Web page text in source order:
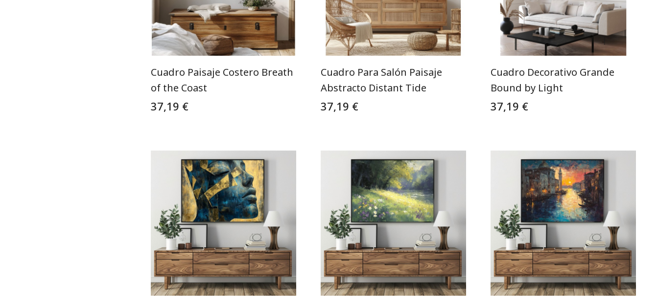
Cuadro Paisaje Costero Breath
of the Coast
37,19 €
Cuadro Para Salón Paisaje
Abstracto Distant Tide
37,19 €
Cuadro Decorativo Grande
Bound by Light
37,19 €